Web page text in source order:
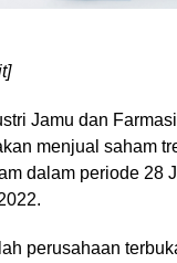
Jamu dan
menjual saham
dalam periode 28
perusahaan